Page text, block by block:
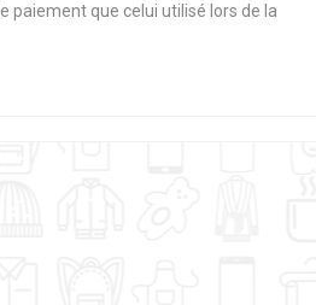
paiement que celui utilisé lors de la